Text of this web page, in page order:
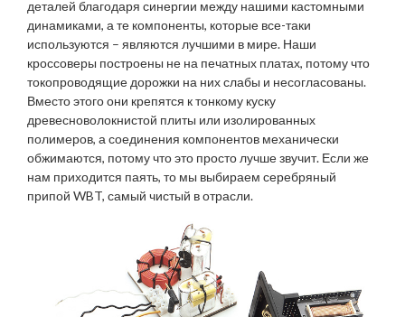
деталей благодаря синергии между нашими кастомными
динамиками, а те компоненты, которые все-таки
используются – являются лучшими в мире. Наши
кроссоверы построены не на печатных платах, потому что
токопроводящие дорожки на них слабы и несогласованы.
Вместо этого они крепятся к тонкому куску
древесноволокнистой плиты или изолированных
полимеров, а соединения компонентов механически
обжимаются, потому что это просто лучше звучит. Если же
нам приходится паять, то мы выбираем серебряный
припой WBT, самый чистый в отрасли.